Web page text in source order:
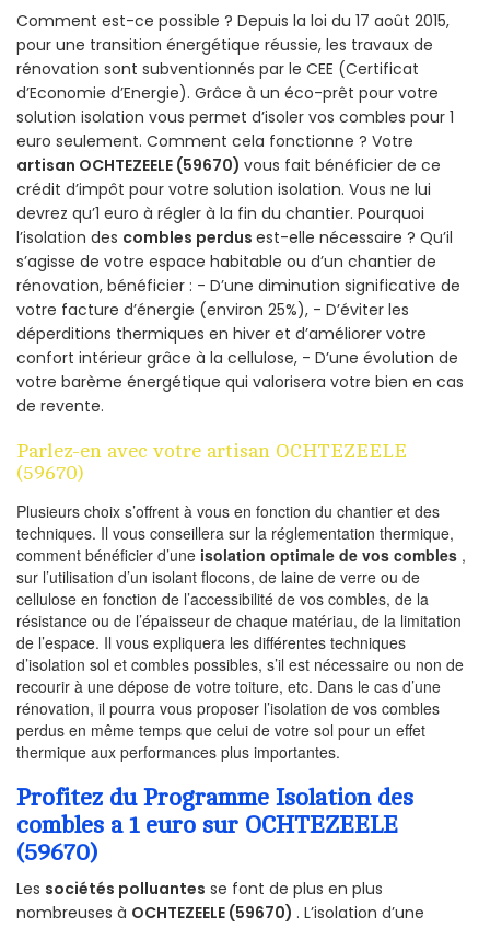
Comment est-ce possible ? Depuis la loi du 17 août 2015,
pour une transition énergétique réussie, les travaux de
rénovation sont subventionnés par le CEE (Certificat
d’Economie d’Energie). Grâce à un éco-prêt pour votre
solution isolation vous permet d’isoler vos combles pour 1
euro seulement. Comment cela fonctionne ? Votre
artisan OCHTEZEELE (59670) vous fait bénéficier de ce
crédit d’impôt pour votre solution isolation. Vous ne lui
devrez qu’1 euro à régler à la fin du chantier. Pourquoi
l’isolation des combles perdus est-elle nécessaire ? Qu’il
s’agisse de votre espace habitable ou d’un chantier de
rénovation, bénéficier : - D’une diminution significative de
votre facture d’énergie (environ 25%), - D’éviter les
déperditions thermiques en hiver et d’améliorer votre
confort intérieur grâce à la cellulose, - D’une évolution de
votre barème énergétique qui valorisera votre bien en cas
de revente.
Parlez-en avec votre artisan OCHTEZEELE
(59670)
Plusieurs choix s’offrent à vous en fonction du chantier et des
techniques. Il vous conseillera sur la réglementation thermique,
comment bénéficier d’une isolation optimale de vos combles ,
sur l’utilisation d’un isolant flocons, de laine de verre ou de
cellulose en fonction de l’accessibilité de vos combles, de la
résistance ou de l’épaisseur de chaque matériau, de la limitation
de l’espace. Il vous expliquera les différentes techniques
d’isolation sol et combles possibles, s’il est nécessaire ou non de
recourir à une dépose de votre toiture, etc. Dans le cas d’une
rénovation, il pourra vous proposer l’isolation de vos combles
perdus en même temps que celui de votre sol pour un effet
thermique aux performances plus importantes.
Profitez du Programme Isolation des
combles a 1 euro sur OCHTEZEELE
(59670)
Les sociétés polluantes se font de plus en plus
nombreuses à OCHTEZEELE (59670) . L’isolation d’une